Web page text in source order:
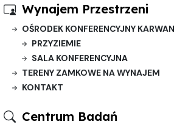
Wynajem Przestrzeni
OŚRODEK KONFERENCYJNY KARWAN
PRZYZIEMIE
SALA KONFERENCYJNA
TERENY ZAMKOWE NA WYNAJEM
KONTAKT
Centrum Badań